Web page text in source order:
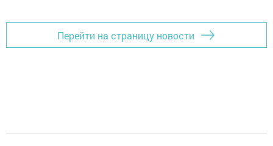
Перейти на страницу новости